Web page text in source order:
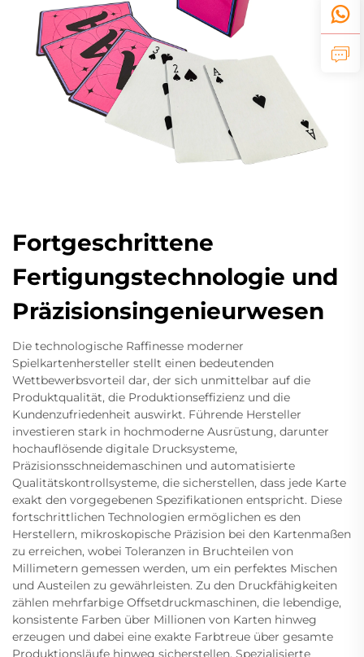
Fortgeschrittene
Fertigungstechnologie und
Präzisionsingenieurwesen
Die technologische Raffinesse moderner
Spielkartenhersteller stellt einen bedeutenden
Wettbewerbsvorteil dar, der sich unmittelbar auf die
Produktqualität, die Produktionseffizienz und die
Kundenzufriedenheit auswirkt. Führende Hersteller
investieren stark in hochmoderne Ausrüstung, darunter
hochauflösende digitale Drucksysteme,
Präzisionsschneidemaschinen und automatisierte
Qualitätskontrollsysteme, die sicherstellen, dass jede Karte
exakt den vorgegebenen Spezifikationen entspricht. Diese
fortschrittlichen Technologien ermöglichen es den
Herstellern, mikroskopische Präzision bei den Kartenmaßen
zu erreichen, wobei Toleranzen in Bruchteilen von
Millimetern gemessen werden, um ein perfektes Mischen
und Austeilen zu gewährleisten. Zu den Druckfähigkeiten
zählen mehrfarbige Offsetdruckmaschinen, die lebendige,
konsistente Farben über Millionen von Karten hinweg
erzeugen und dabei eine exakte Farbtreue über gesamte
Produktionsläufe hinweg sicherstellen. Spezialisierte